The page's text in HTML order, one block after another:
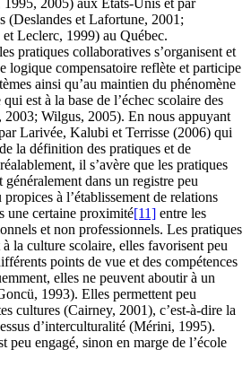
(Deslandes et Lafortune, 2001;
Leclerc, 1999) au Québec.
pratiques collaboratives s’organisent et
logique compensatoire reflète et participe
ainsi qu’au maintien du phénomène
est à la base de l’échec scolaire des
2003; Wilgus, 2005). En nous appuyant
Larivée, Kalubi et Terrisse (2006) qui
la définition des pratiques et de
il s’avère que les pratiques
dans un registre peu
à l’établissement de relations
une certaine proximité[11] entre les
et non professionnels. Les pratiques
la culture scolaire, elles favorisent peu
points de vue et des compétences
elles ne peuvent aboutir à un
1993). Elles permettent peu
cultures (Cairney, 2001), c’est-à-dire la
d’interculturalité (Mérini, 1995).
peu engagé, sinon en marge de l’école